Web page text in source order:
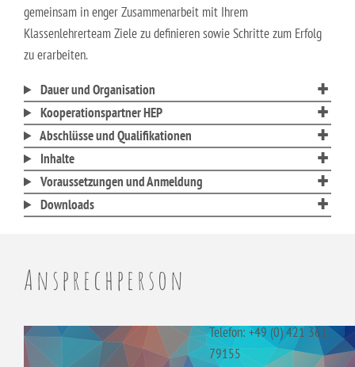
gemeinsam in enger Zusammenarbeit mit Ihrem
Klassenlehrerteam Ziele zu definieren sowie Schritte zum Erfolg
zu erarbeiten.
Dauer und Organisation
Kooperationspartner HEP
Abschlüsse und Qualifikationen
Inhalte
Voraussetzungen und Anmeldung
Downloads
Ansprechperson
Telefon: +49 (0) 421 361-
79155